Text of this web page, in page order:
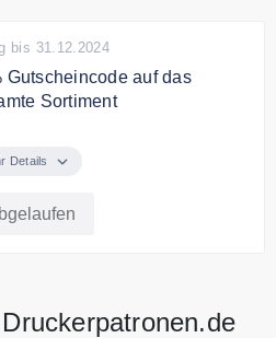
bis 31.12.2024
Gutscheincode auf das
Sortiment
auf das gesamte Sortiment.
Details